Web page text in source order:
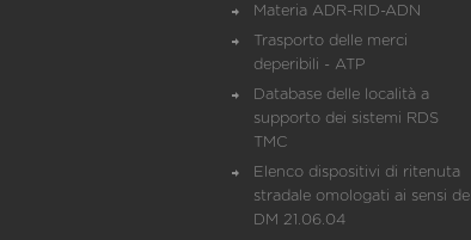
Materia ADR-RID-ADN
Trasporto delle merci
deperibili - ATP
Database delle località a
supporto dei sistemi RDS
TMC
Elenco dispositivi di ritenuta
stradale omologati ai sensi del
DM 21.06.04